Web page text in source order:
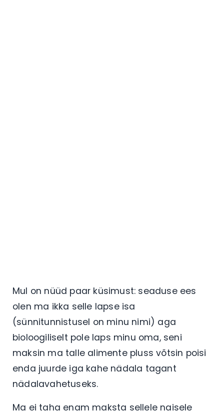
Mul on nüüd paar küsimust: seaduse ees
olen ma ikka selle lapse isa
(sünnitunnistusel on minu nimi) aga
bioloogiliselt pole laps minu oma, seni
maksin ma talle alimente pluss võtsin poisi
enda juurde iga kahe nädala tagant
nädalavahetuseks.
Ma ei taha enam maksta sellele naisele